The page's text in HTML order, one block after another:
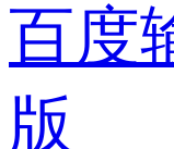
百度
版